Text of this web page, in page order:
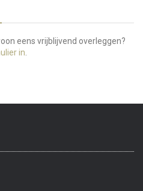
eens vrijblijvend overleggen?
in